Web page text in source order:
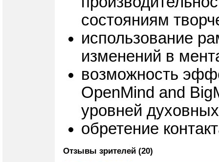
состояниям
использование
изменений в
возможность
OpenMind and
уровней
обретение
Отзывы зрителей (20)